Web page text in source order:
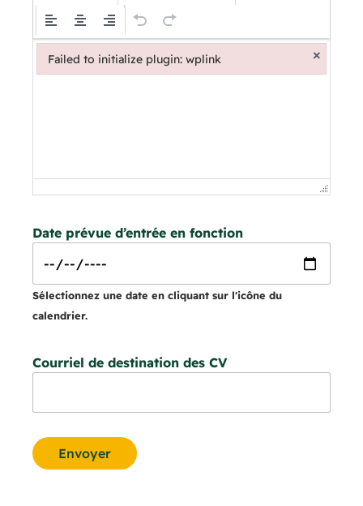
Date prévue d’entrée en fonction
Sélectionnez une date en cliquant sur l'icône du
calendrier.
Courriel de destination des CV
Envoyer
Failed to initialize plugin: wplink ×
Failed to initialize plugin: wplink